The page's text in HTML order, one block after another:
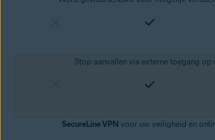
Stop aanvallen via externe toegang op
SecureLine VPN voor uw veiligheid en